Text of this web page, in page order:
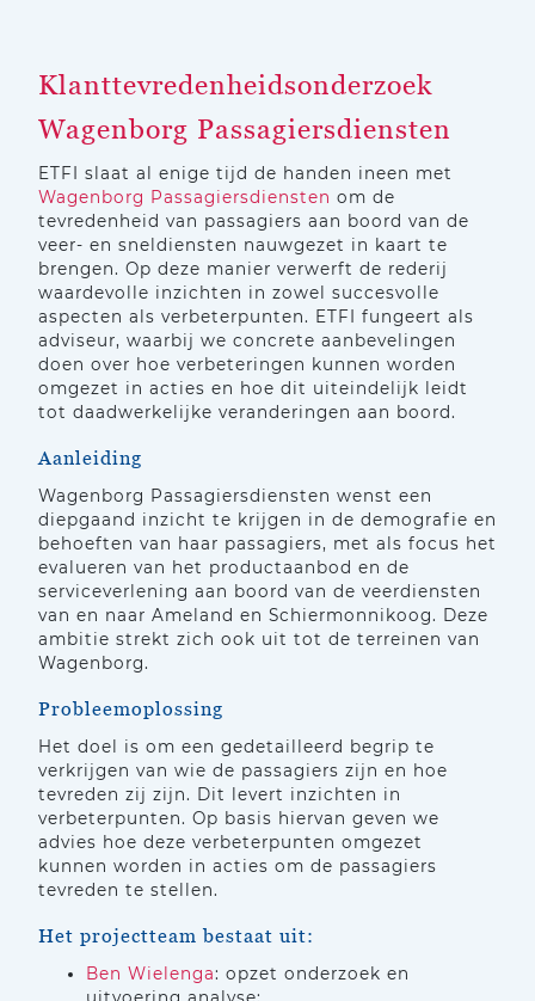
Klanttevredenheidsonderzoek
Wagenborg Passagiersdiensten
ETFI slaat al enige tijd de handen ineen met
Wagenborg Passagiersdiensten om de
tevredenheid van passagiers aan boord van de
veer- en sneldiensten nauwgezet in kaart te
brengen. Op deze manier verwerft de rederij
waardevolle inzichten in zowel succesvolle
aspecten als verbeterpunten. ETFI fungeert als
adviseur, waarbij we concrete aanbevelingen
doen over hoe verbeteringen kunnen worden
omgezet in acties en hoe dit uiteindelijk leidt
tot daadwerkelijke veranderingen aan boord.
Aanleiding
Wagenborg Passagiersdiensten wenst een
diepgaand inzicht te krijgen in de demografie en
behoeften van haar passagiers, met als focus het
evalueren van het productaanbod en de
serviceverlening aan boord van de veerdiensten
van en naar Ameland en Schiermonnikoog. Deze
ambitie strekt zich ook uit tot de terreinen van
Wagenborg.
Probleemoplossing
Het doel is om een gedetailleerd begrip te
verkrijgen van wie de passagiers zijn en hoe
tevreden zij zijn. Dit levert inzichten in
verbeterpunten. Op basis hiervan geven we
advies hoe deze verbeterpunten omgezet
kunnen worden in acties om de passagiers
tevreden te stellen.
Het projectteam bestaat uit:
Ben Wielenga: opzet onderzoek en